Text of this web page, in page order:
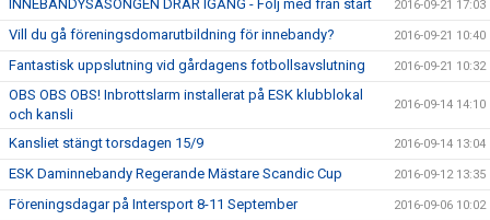
INNEBANDYSÄSONGEN DRAR IGÅNG - Följ med från start 2016-09-21 17:03
Vill du gå föreningsdomarutbildning för innebandy? 2016-09-21 10:40
Fantastisk uppslutning vid gårdagens fotbollsavslutning 2016-09-21 10:32
OBS OBS OBS! Inbrottslarm installerat på ESK klubblokal
och kansli
2016-09-14 14:10
Kansliet stängt torsdagen 15/9 2016-09-14 13:04
ESK Daminnebandy Regerande Mästare Scandic Cup 2016-09-12 13:35
Föreningsdagar på Intersport 8-11 September 2016-09-06 10:02